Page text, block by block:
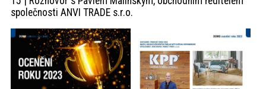
společnosti ANVI TRADE s.r.o.